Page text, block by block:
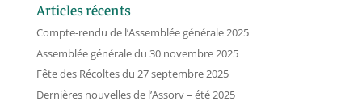
Articles récents
Compte-rendu de l’Assemblée générale 2025
Assemblée générale du 30 novembre 2025
Fête des Récoltes du 27 septembre 2025
Dernières nouvelles de l’Assorv – été 2025